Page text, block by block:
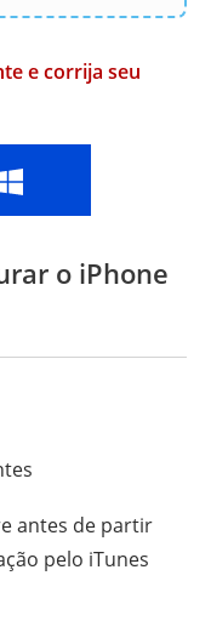
e corrija seu
o iPhone
antes de partir
pelo iTunes